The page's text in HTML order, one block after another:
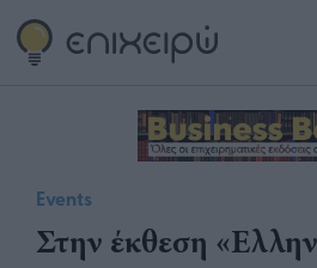
Events
Στην έκθεση